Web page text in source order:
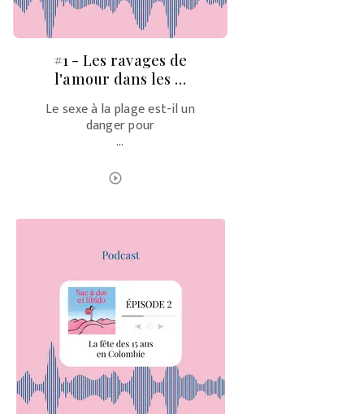
#1 - Les ravages de
l'amour dans les …
Le sexe à la plage est-il un
danger pour
…
play_circle_outline